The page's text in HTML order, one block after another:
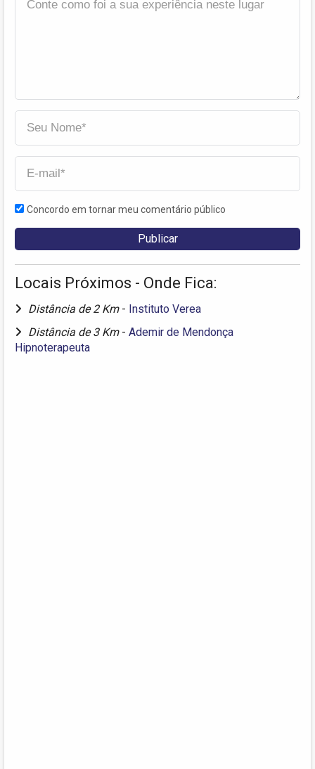
Concordo em tornar meu comentário público
Locais Próximos - Onde Fica:
Distância de 2 Km - Instituto Verea
Distância de 3 Km - Ademir de Mendonça
Hipnoterapeuta